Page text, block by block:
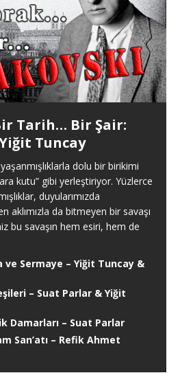
Tarih… Bir Şair:
Tuncay
dolu bir birikimi
kutu” gibi yerleştiriyor. Yüzlerce
duyularımızda
aklımızla da bitmeyen bir savaşı
bu savaşın hem esiri, hem de
ve Sermaye – Yiğit Tuncay &
– Suat Parlar & Yiğit
Damarları – Suat Parlar
San’atı – Refik Ahmet